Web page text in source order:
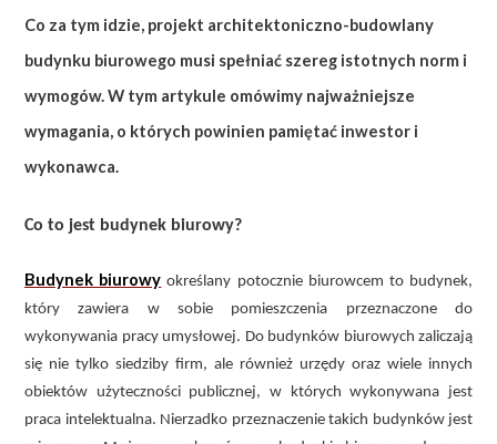
Co za tym idzie, projekt architektoniczno-budowlany
budynku biurowego musi spełniać szereg istotnych norm i
wymogów. W tym artykule omówimy najważniejsze
wymagania, o których powinien pamiętać inwestor i
wykonawca.
Co to jest budynek biurowy?
Budynek biurowy określany potocznie biurowcem to budynek,
który zawiera w sobie pomieszczenia przeznaczone do
wykonywania pracy umysłowej. Do budynków biurowych zaliczają
się nie tylko siedziby firm, ale również urzędy oraz wiele innych
obiektów użyteczności publicznej, w których wykonywana jest
praca intelektualna. Nierzadko przeznaczenie takich budynków jest